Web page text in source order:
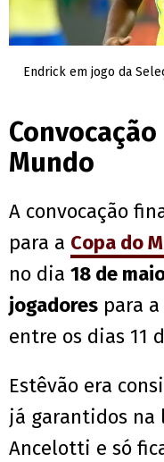
Endrick em jogo da
Mundo
A convocação
para a Copa do
no dia 18 de
jogadores para
entre os dias 11
Estêvão era
já garantidos na
Ancelotti e só